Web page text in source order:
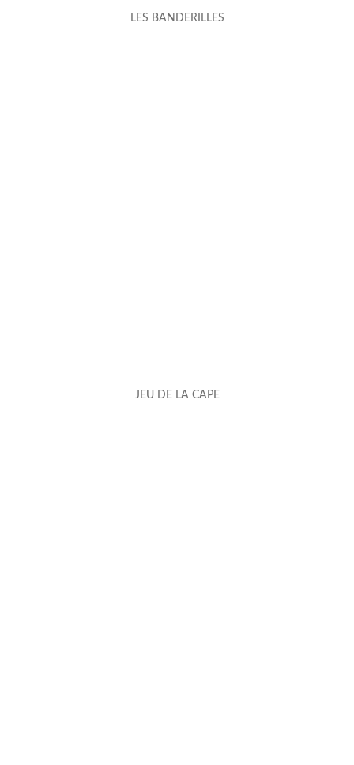
LES BANDERILLES
JEU DE LA CAPE